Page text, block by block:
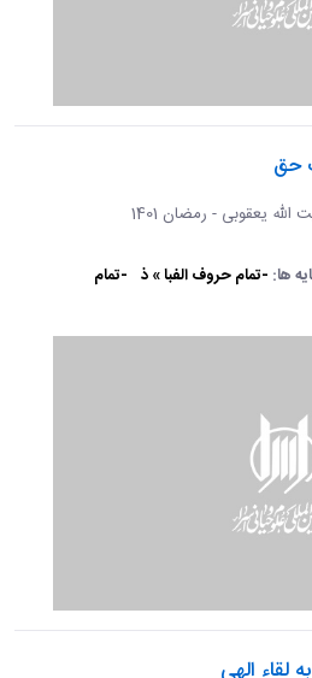
حق
الله یعقوبی - رمضان 1401
ها: -تمام حروف الفبا » ذ -تمام
لقاء الهی